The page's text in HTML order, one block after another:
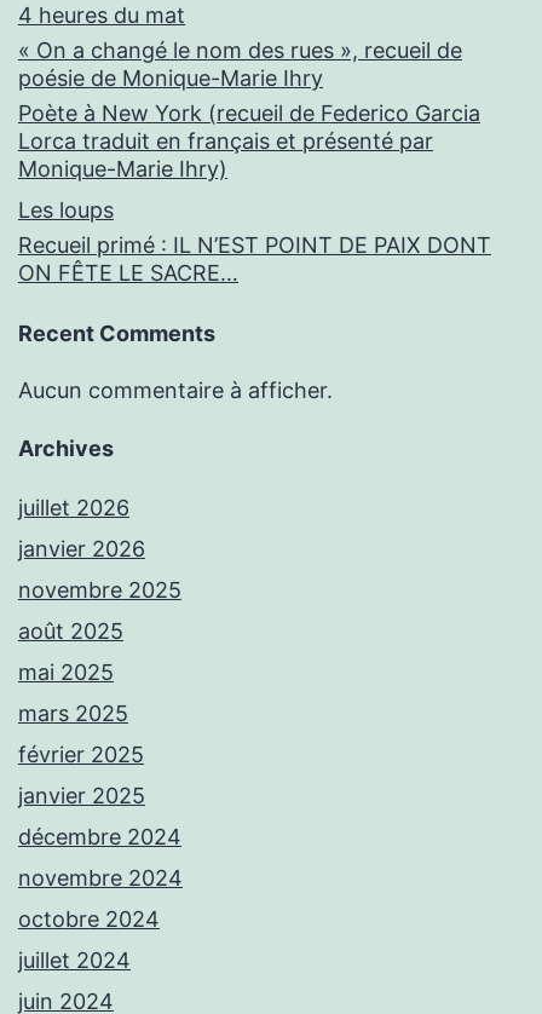
4 heures du mat
« On a changé le nom des rues », recueil de
poésie de Monique-Marie Ihry
Poète à New York (recueil de Federico Garcia
Lorca traduit en français et présenté par
Monique-Marie Ihry)
Les loups
Recueil primé : IL N’EST POINT DE PAIX DONT
ON FÊTE LE SACRE…
Recent Comments
Aucun commentaire à afficher.
Archives
juillet 2026
janvier 2026
novembre 2025
août 2025
mai 2025
mars 2025
février 2025
janvier 2025
décembre 2024
novembre 2024
octobre 2024
juillet 2024
juin 2024